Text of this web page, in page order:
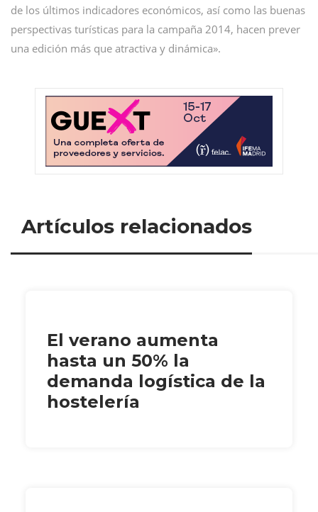
de los últimos indicadores económicos, así como las buenas
perspectivas turísticas para la campaña 2014, hacen prever
una edición más que atractiva y dinámica».
Artículos relacionados
El verano aumenta
hasta un 50% la
demanda logística de la
hostelería